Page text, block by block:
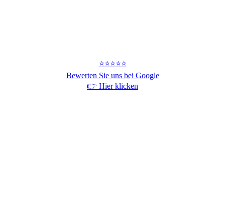
⭐⭐⭐⭐⭐
Bewerten Sie uns bei Google
👉 Hier klicken